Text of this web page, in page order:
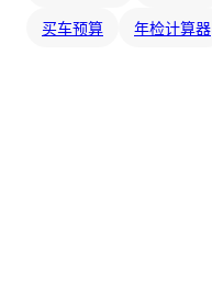
买车预算 年检计算器